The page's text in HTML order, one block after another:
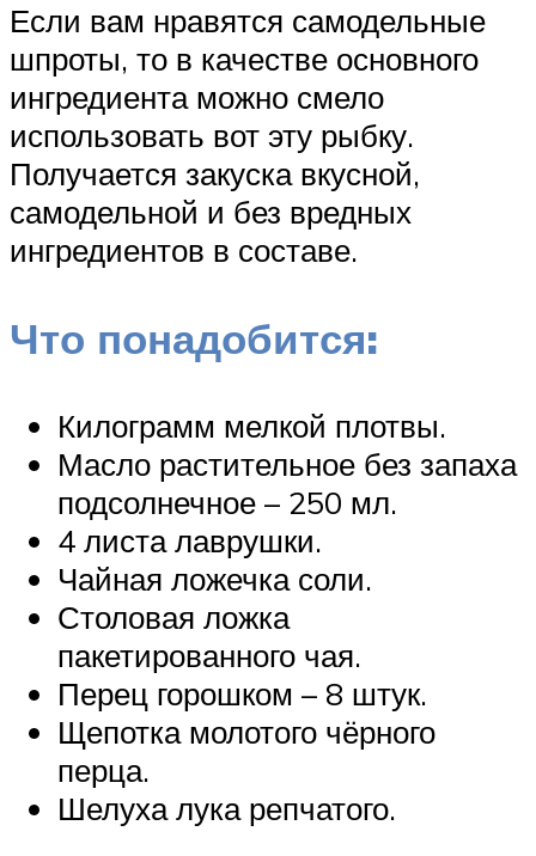
Если вам нравятся самодельные
шпроты, то в качестве основного
ингредиента можно смело
использовать вот эту рыбку.
Получается закуска вкусной,
самодельной и без вредных
ингредиентов в составе.
Что понадобится:
Килограмм мелкой плотвы.
Масло растительное без запаха
подсолнечное – 250 мл.
4 листа лаврушки.
Чайная ложечка соли.
Столовая ложка
пакетированного чая.
Перец горошком – 8 штук.
Щепотка молотого чёрного
перца.
Шелуха лука репчатого.